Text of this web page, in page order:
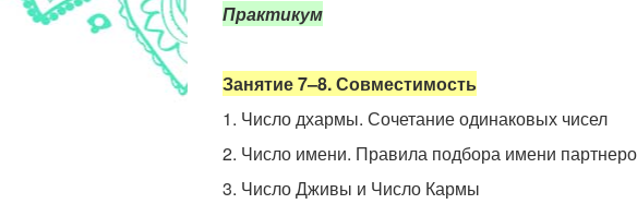
Практикум
Занятие 7–8. Совместимость
1. Число дхармы. Сочетание одинаковых чисел
2. Число имени. Правила подбора имени
3. Число Дживы и Число Кармы